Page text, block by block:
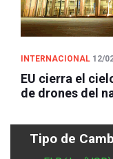
INTERNACIONAL 12/
EU cierra el
de drones del
Tipo de